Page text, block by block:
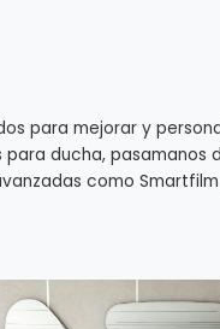
para mejorar y
ducha,
como